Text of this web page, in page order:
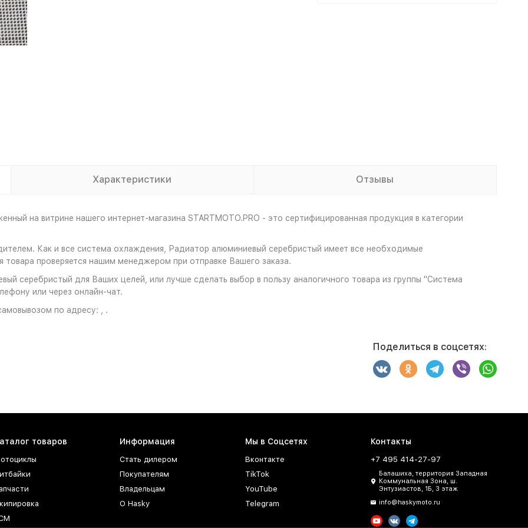
Характеристики Отзывы
на витрине нашего интернет-магазина STARTMOTO.PRO - это сертифицированная продукция в категории
Как и все система охлаждения, Радиатор алюминиевый серебристый имеет все необходимые
проверяется нашим менеджером при отправке Вашего заказа.
серебристый для Ваших целей, или лучше сделать выбор в пользу аналогичного товара из группы "Система
или через онлайн-чат.
по адресу: , .
Поделиться в соцсетях:
товаров Информация
Стать дилером
Покупателям
Владельцам
О Hasky
Мы в Соцсетях
Вконтакте
TikTok
YouTube
Telegram
Контакты
+7 495 414-27-97
Балашиха, территория Западная
Коммунальная Зона, ш.
Энтузиастов, 1Б, 3 этаж
info@haskymoto.ru